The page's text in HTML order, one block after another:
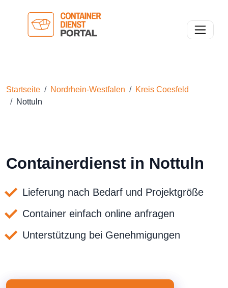
Toggle
Startseite Nordrhein-Westfalen
Kreis Coesfeld
Nottuln
Containerdienst in Nottuln
Lieferung nach Bedarf und Projektgröße
Container einfach online anfragen
Unterstützung bei Genehmigungen